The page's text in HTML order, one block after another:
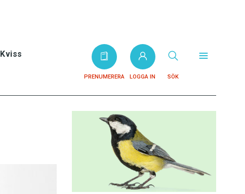
Kviss
PRENUMERERA LOGGA IN SÖK